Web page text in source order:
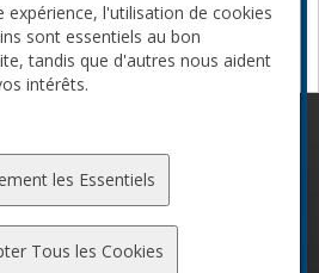
commanditaire
expérience, l'utilisation de cookies
sont essentiels au bon
tandis que d'autres nous aident
intérêts.
les Essentiels
Tous les Cookies